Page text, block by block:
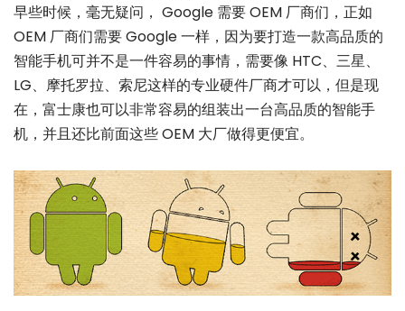
早些时候，毫无疑问， Google 需要 OEM 厂商们，正如
OEM 厂商们需要 Google 一样，因为要打造一款高品质的
智能手机可并不是一件容易的事情，需要像 HTC、三星、
LG、摩托罗拉、索尼这样的专业硬件厂商才可以，但是现
在，富士康也可以非常容易的组装出一台高品质的智能手
机，并且还比前面这些 OEM 大厂做得更便宜。